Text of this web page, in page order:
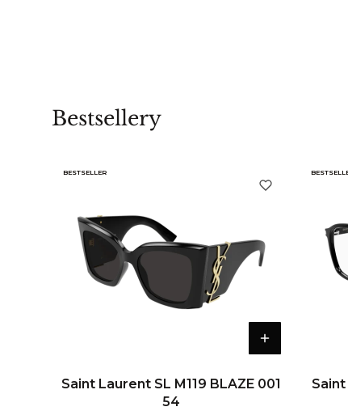
Bestsellery
BESTSELLER
Saint Laurent SL M119 BLAZE 001
54